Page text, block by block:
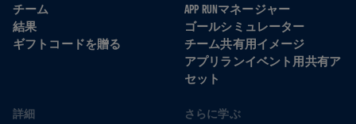
チーム
結果
ギフトコードを贈る
APP RUNマネージャー
ゴールシミュレーター
チーム共有用イメージ
アプリランイベント用共有ア
セット
詳細 さらに学ぶ